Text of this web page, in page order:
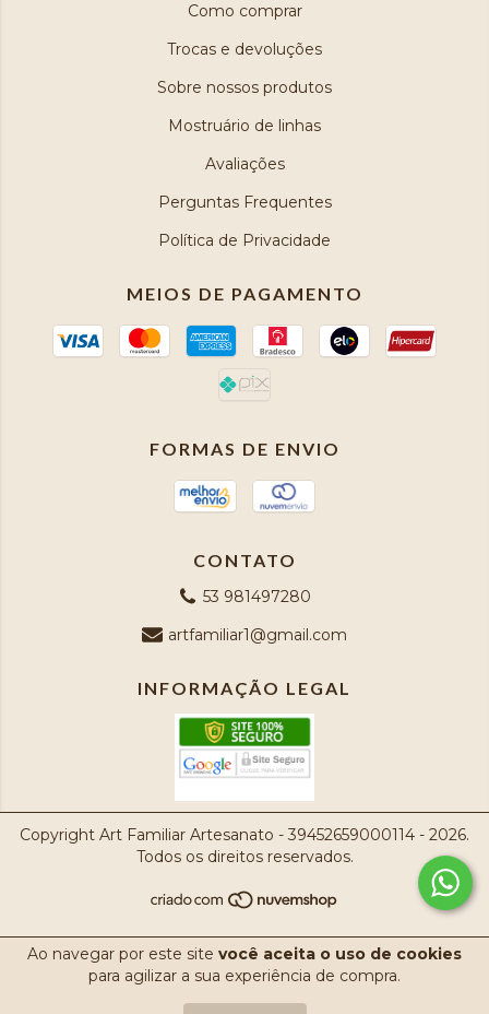
Ao navegar por este site você aceita o uso de cookies
para agilizar a sua experiência de compra.
Como comprar
Trocas e devoluções
Sobre nossos produtos
Mostruário de linhas
Avaliações
Perguntas Frequentes
Política de Privacidade
MEIOS DE PAGAMENTO
FORMAS DE ENVIO
CONTATO
53 981497280
artfamiliar1@gmail.com
INFORMAÇÃO LEGAL
Copyright Art Familiar Artesanato - 39452659000114 - 2026.
Todos os direitos reservados.